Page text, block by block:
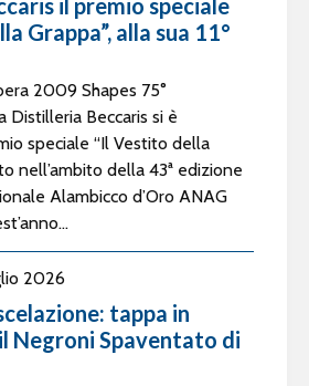
il premio speciale
Grappa”, alla sua 11°
2009 Shapes 75°
Distilleria Beccaris si è
speciale “Il Vestito della
nell’ambito della 43ª edizione
Alambicco d’Oro ANAG
2026
tappa in
Negroni Spaventato di